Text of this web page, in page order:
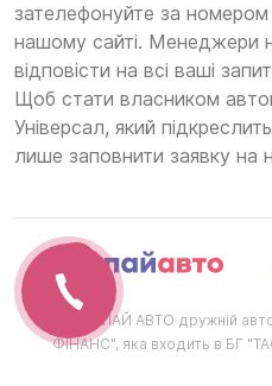
зателефонуйте за
нашому сайті. Менеджери
відповісти на всі ваші
Щоб стати власником
Універсал, який
лише заповнити заявку на
ТМ "ХАПАЙ АВТО дружній
ФІНАНС", яка входить в БГ